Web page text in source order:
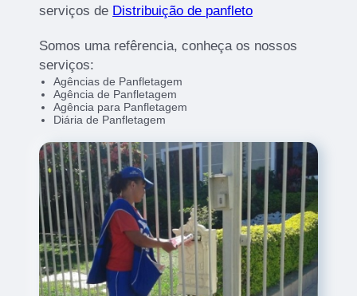
serviços de Distribuição de panfleto
Somos uma refêrencia, conheça os nossos
serviços:
Agências de Panfletagem
Agência de Panfletagem
Agência para Panfletagem
Diária de Panfletagem